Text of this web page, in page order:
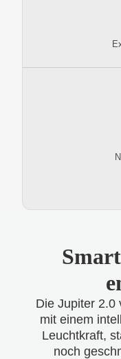
Die Jupiter 2.0
mit einem
Leuchtkraft,
noch